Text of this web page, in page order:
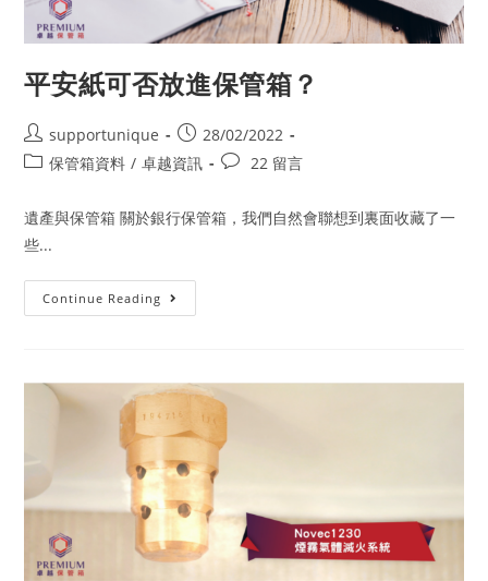
品
平安紙可否放進保管箱？
Post
author:
supportunique
Post
published:
28/02/2022
Post保管箱資料 / 卓越資訊
Post 22 留言
遺產與保管箱 關於銀行保管箱，我們自然會聯想到裏面收藏了一
些...
Continue Reading 平
安
進
保
管
箱？